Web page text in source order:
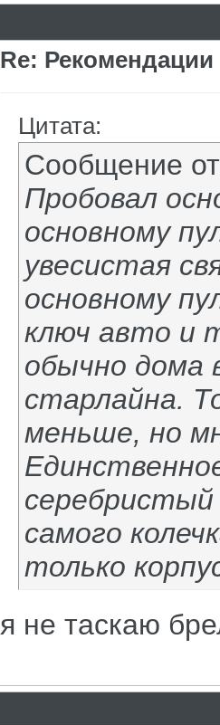
Re:
Цитата:
Сообщение
Пробовал
основному
увесистая
основному
ключ авто и
обычно
старлайна.
меньше, но
серебристый
самого
только
я не таскаю